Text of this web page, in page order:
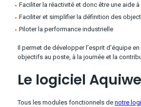
Faciliter la réactivité et donc être une aide
Faciliter et simplifier la définition des
Piloter la performance industrielle
Il permet de développer l’esprit d’équipe
objectifs au poste, à la journée et la
Le logiciel
Tous les modules fonctionnels de notre